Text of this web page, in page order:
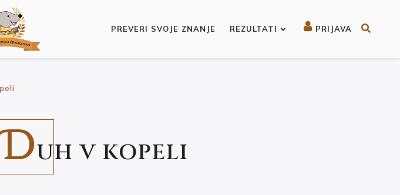
PREVERI SVOJE ZNANJE REZULTATI PRIJAVA
DUH V KOPELI